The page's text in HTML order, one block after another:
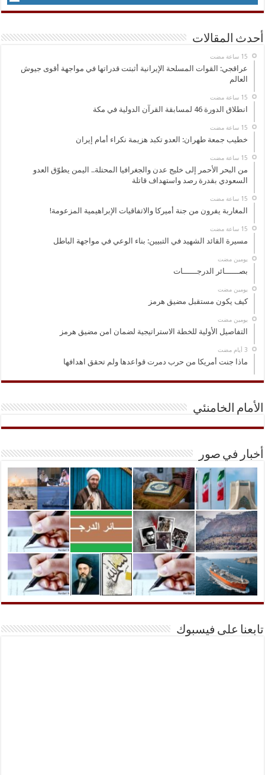
أحدث المقالات
عراقجي: القوات المسلحة الإيرانية أثبتت قدراتها في مواجهة أقوى جيوش
العالم
انطلاق الدورة 46 لمسابقة القرآن الدولية في مكة
خطيب جمعة طهران: العدو تكبد هزيمة نكراء أمام إيران
من البحر الأحمر إلى خليج عدن والجغرافيا المحتلة.. اليمن يطوّق العدو
السعودي بقدرة رصد واستهداف قاتلة
المغاربة يفرون من جنة أميركا والاتفاقيات الإبراهيمية المزعومة!
مسيرة القائد الشهيد في التبيين: بناء الوعي في مواجهة الباطل
‏يومين مضت
بصــــــائر الدرجــــــات
‏يومين مضت
كيف يكون مستقبل مضيق هرمز
‏يومين مضت
التفاصيل الأولية للخطة الاستراتيجية لضمان امن مضيق هرمز
ماذا جنت أمريكا من حرب دمرت قواعدها ولم تحقق اهدافها
الأمام الخامنئي
أخبار في صور
تابعنا على فيسبوك